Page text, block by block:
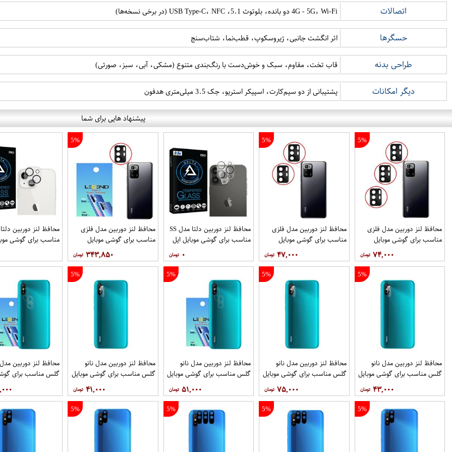
اتصالات 4G - 5G، Wi-Fi دو بانده، بلوتوث 5.1، USB Type-C، NFC (در برخی نسخه‌ها)
حسگرها اثر انگشت جانبی، ژیروسکوپ، قطب‌نما، شتاب‌سنج
طراحی بدنه قاب تخت، مقاوم، سبک و خوش‌دست با رنگ‌بندی متنوع (مشکی، آبی، سبز، صورتی)
دیگر امکانات پشتیبانی از دو سیم‌کارت، اسپیکر استریو، جک 3.5 میلی‌متری هدفون
پیشنهاد هایی برای شما
5%
محافظ لنز دوربین مدل فلزی
مناسب برای گوشی موبایل
شیائومی Poco X3 GT بسته 3
عددی
۷۴,۰۰۰
5%
محافظ لنز دوربین مدل فلزی
مناسب برای گوشی موبایل
شیائومی Poco X3 GT بسته 2
عددی
۴۷,۰۰۰
محافظ لنز دوربین دلتا مدل SS
مناسب برای گوشی موبایل اپل
۰
5%
محافظ لنز دوربین مدل فلزی
مناسب برای گوشی موبایل
شیائومی Poco X3 GT بسته 40
عددی
۳۴۳,۸۵۰
مناسب برای گوشی
5%
محافظ لنز دوربین مدل نانو
گلس مناسب برای گوشی موبایل
۴۳,۰۰۰
5%
محافظ لنز دوربین مدل نانو
گلس مناسب برای گوشی موبایل
شیائومی Redmi 9i بسته 40
عددی
۷۵,۰۰۰
5%
محافظ لنز دوربین مدل نانو
گلس مناسب برای گوشی موبایل
شیائومی Redmi 9i Sport بسته
3 عددی
۵۱,۰۰۰
5%
محافظ لنز دوربین مدل نانو
گلس مناسب برای گوشی موبایل
۴۱,۰۰۰
محافظ لنز دوربین مدل
گلس مناسب برای
5 عددی
5%
5%
5%
5%